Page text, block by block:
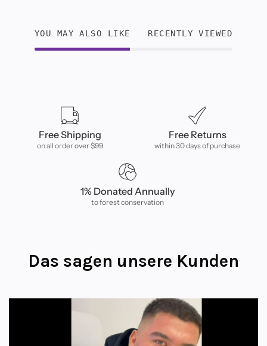
YOU MAY ALSO LIKE RECENTLY VIEWED
Free Shipping
on all order over $99
Free Returns
within 30 days of purchase
1% Donated Annually
to forest conservation
Das sagen unsere Kunden